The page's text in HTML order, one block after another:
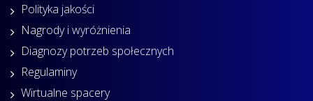
Polityka jakości
Nagrody i wyróżnienia
Diagnozy potrzeb społecznych
Regulaminy
Wirtualne spacery